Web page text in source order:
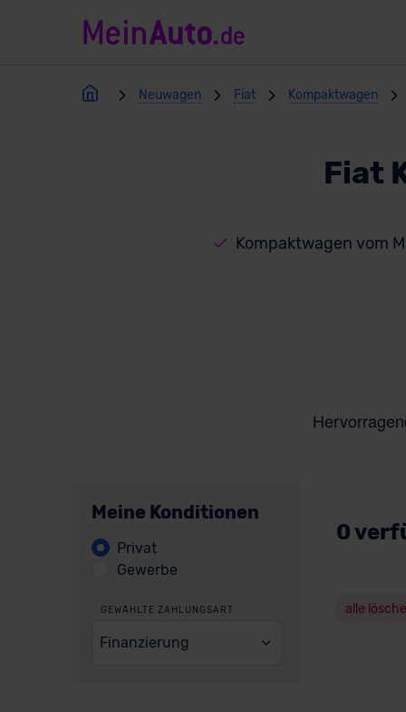
Neuwagen Fiat Kompaktwagen
Fiat
Kompaktwagen vom
Meine Konditionen
Privat
Gewerbe
GEWÄHLTE ZAHLUNGSART
Finanzierung
0
alle